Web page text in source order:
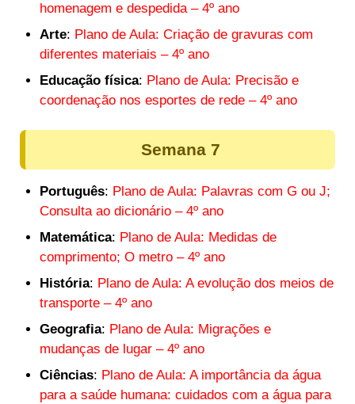
homenagem e despedida – 4º ano
Arte: Plano de Aula: Criação de gravuras com
diferentes materiais – 4º ano
Educação física: Plano de Aula: Precisão e
coordenação nos esportes de rede – 4º ano
Semana 7
Português: Plano de Aula: Palavras com G ou J;
Consulta ao dicionário – 4º ano
Matemática: Plano de Aula: Medidas de
comprimento; O metro – 4º ano
História: Plano de Aula: A evolução dos meios de
transporte – 4º ano
Geografia: Plano de Aula: Migrações e
mudanças de lugar – 4º ano
Ciências: Plano de Aula: A importância da água
para a saúde humana: cuidados com a água para